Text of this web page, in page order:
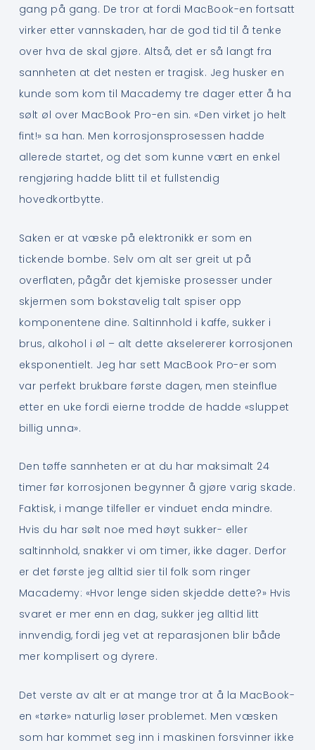
gang på gang. De tror at fordi MacBook-en fortsatt
virker etter vannskaden, har de god tid til å tenke
over hva de skal gjøre. Altså, det er så langt fra
sannheten at det nesten er tragisk. Jeg husker en
kunde som kom til Macademy tre dager etter å ha
sølt øl over MacBook Pro-en sin. «Den virket jo helt
fint!» sa han. Men korrosjonsprosessen hadde
allerede startet, og det som kunne vært en enkel
rengjøring hadde blitt til et fullstendig
hovedkortbytte.
Saken er at væske på elektronikk er som en
tickende bombe. Selv om alt ser greit ut på
overflaten, pågår det kjemiske prosesser under
skjermen som bokstavelig talt spiser opp
komponentene dine. Saltinnhold i kaffe, sukker i
brus, alkohol i øl – alt dette akselererer korrosjonen
eksponentielt. Jeg har sett MacBook Pro-er som
var perfekt brukbare første dagen, men steinflue
etter en uke fordi eierne trodde de hadde «sluppet
billig unna».
Den tøffe sannheten er at du har maksimalt 24
timer før korrosjonen begynner å gjøre varig skade.
Faktisk, i mange tilfeller er vinduet enda mindre.
Hvis du har sølt noe med høyt sukker- eller
saltinnhold, snakker vi om timer, ikke dager. Derfor
er det første jeg alltid sier til folk som ringer
Macademy: «Hvor lenge siden skjedde dette?» Hvis
svaret er mer enn en dag, sukker jeg alltid litt
innvendig, fordi jeg vet at reparasjonen blir både
mer komplisert og dyrere.
Det verste av alt er at mange tror at å la MacBook-
en «tørke» naturlig løser problemet. Men væsken
som har kommet seg inn i maskinen forsvinner ikke